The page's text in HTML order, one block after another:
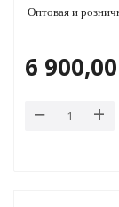
от грозовых
батареи
систем
Оптовая и
6 900,00